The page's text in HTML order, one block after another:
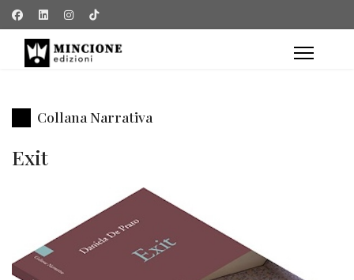
Collana Narrativa
Exit